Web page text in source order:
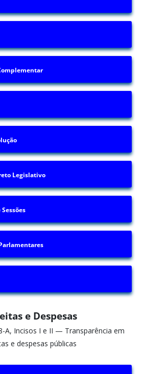
Legislativo
e Despesas
A, Incisos I e II — Transparência em
e despesas públicas